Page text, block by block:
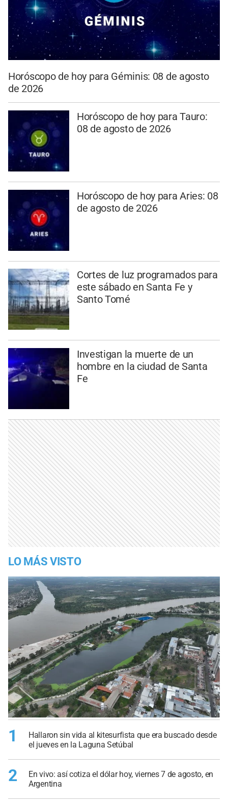
Horóscopo de hoy para Géminis: 08 de agosto
de 2026
Horóscopo de hoy para Tauro:
08 de agosto de 2026
Horóscopo de hoy para Aries: 08
de agosto de 2026
Cortes de luz programados para
este sábado en Santa Fe y
Santo Tomé
Investigan la muerte de un
hombre en la ciudad de Santa
Fe
LO MÁS VISTO
1
Hallaron sin vida al kitesurfista que era buscado desde
el jueves en la Laguna Setúbal
2
En vivo: así cotiza el dólar hoy, viernes 7 de agosto, en
Argentina